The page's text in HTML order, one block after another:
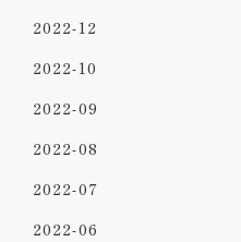
2022-12
2022-10
2022-09
2022-08
2022-07
2022-06